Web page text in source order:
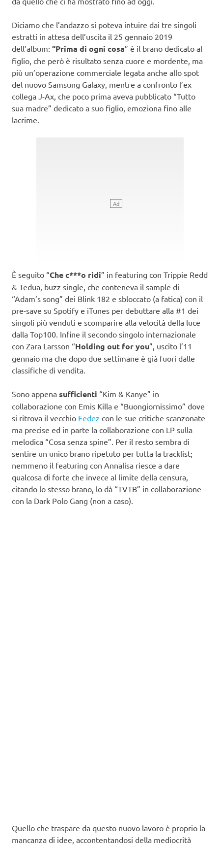
Diciamo che l’andazzo si poteva intuire dai tre singoli
estratti in attesa dell’uscita il 25 gennaio 2019
dell’album: “Prima di ogni cosa” è il brano dedicato al
figlio, che però è risultato senza cuore e mordente, ma
più un’operazione commerciale legata anche allo spot
del nuovo Samsung Galaxy, mentre a confronto l’ex
collega J-Ax, che poco prima aveva pubblicato “Tutto
sua madre” dedicato a suo figlio, emoziona fino alle
lacrime.
È seguito “Che c***o ridi” in featuring con Trippie Redd
& Tedua, buzz single, che conteneva il sample di
“Adam’s song” dei Blink 182 e sbloccato (a fatica) con il
pre-save su Spotify e iTunes per debuttare alla #1 dei
singoli più venduti e scomparire alla velocità della luce
dalla Top100. Infine il secondo singolo internazionale
con Zara Larsson “Holding out for you”, uscito l’11
gennaio ma che dopo due settimane è già fuori dalle
classifiche di vendita.
Sono appena sufficienti “Kim & Kanye” in
collaborazione con Emis Killa e “Buongiornissimo” dove
si ritrova il vecchio Fedez con le sue critiche scanzonate
ma precise ed in parte la collaborazione con LP sulla
melodica “Cosa senza spine”. Per il resto sembra di
sentire un unico brano ripetuto per tutta la tracklist;
nemmeno il featuring con Annalisa riesce a dare
qualcosa di forte che invece al limite della censura,
citando lo stesso brano, lo dà “TVTB” in collaborazione
con la Dark Polo Gang (non a caso).
Quello che traspare da questo nuovo lavoro è proprio la
mancanza di idee, accontentandosi della mediocrità